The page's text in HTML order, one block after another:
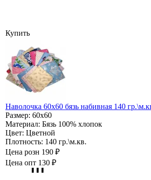
Купить
Наволочка 60х60 бязь набивная 140
Размер: 60х60
Материал: Бязь 100% хлопок
Цвет: Цветной
Плотность: 140 гр.\м.кв.
Цена розн 190 ₽
Цена опт 130 ₽